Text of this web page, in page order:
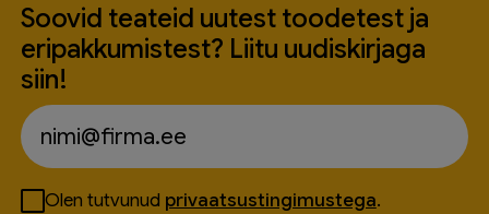
Soovid teateid uutest toodetest ja
eripakkumistest? Liitu uudiskirjaga
siin!
Olen tutvunud privaatsustingimustega.